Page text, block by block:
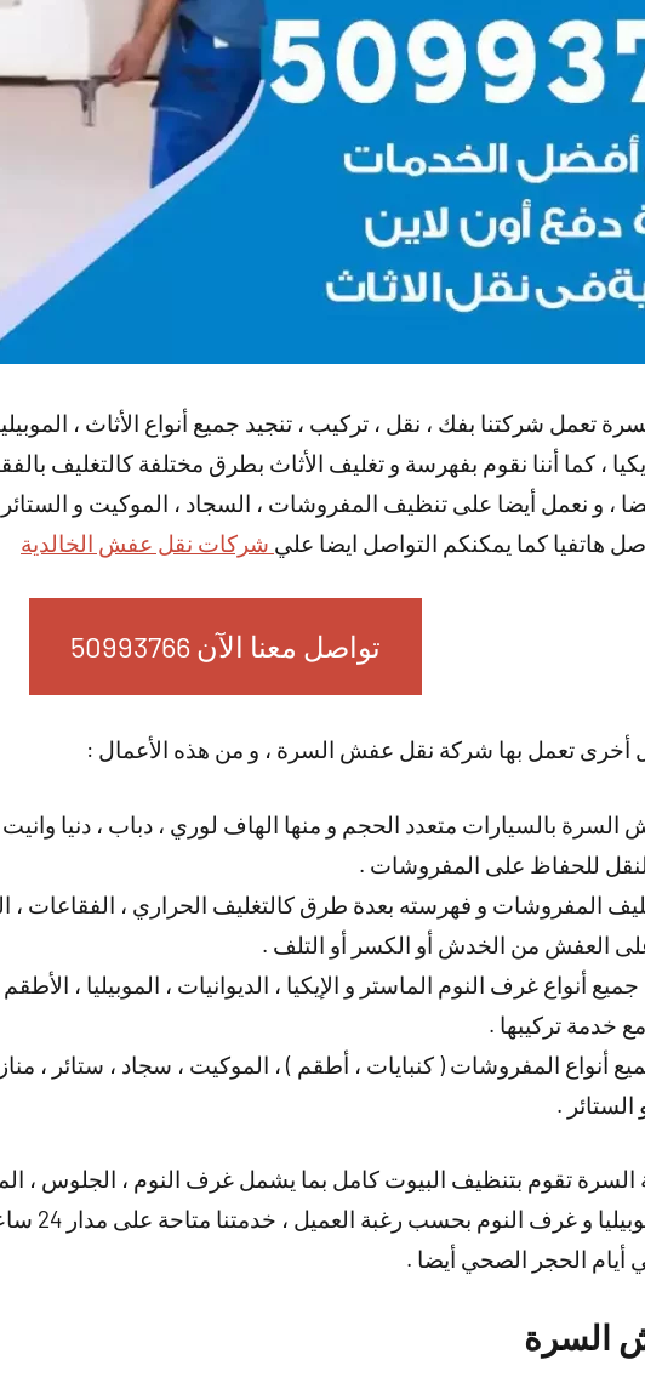
تعمل شركتنا بفك ، نقل ، تركيب ، تنجيد جميع أنواع الأثاث ،
، كما أننا نقوم بفهرسة و تغليف الأثاث بطرق مختلفة كالتغليف
، و نعمل أيضا على تنظيف المفروشات ، السجاد ، الموكيت و
هاتفيا كما يمكنكم التواصل ايضا علي شركات نقل عفش الخالدية
تواصل معنا الآن 50993766
أخرى تعمل بها شركة نقل عفش السرة ، و من هذه الأعمال :
السرة بالسيارات متعدد الحجم و منها الهاف لوري ، دباب ، دنيا وانيت
للحفاظ على المفروشات .
المفروشات و فهرسته بعدة طرق كالتغليف الحراري ، الفقاعات ،
العفش من الخدش أو الكسر أو التلف .
أنواع غرف النوم الماستر و الإيكيا ، الديوانيات ، الموبيليا ،
خدمة تركيبها .
أنواع المفروشات ( كنبايات ، أطقم ) ، الموكيت ، سجاد ، ستائر ،
الستائر .
تقوم بتنظيف البيوت كامل بما يشمل غرف النوم ، الجلوس ،
الستائر
أيام الحجر الصحي أيضا .
السرة